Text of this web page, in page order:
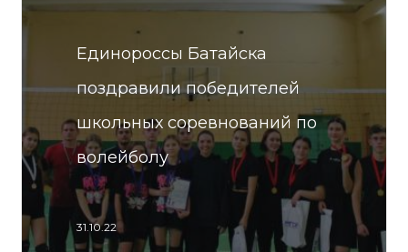
Единороссы Батайска
поздравили победителей
школьных соревнований по
волейболу
31.10.22